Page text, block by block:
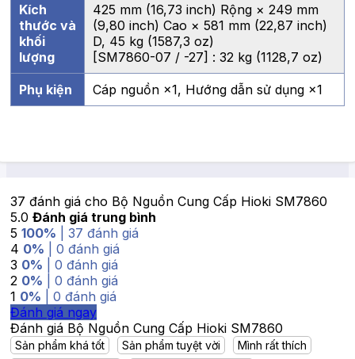
Kích
thước và
khối
lượng
425 mm (16,73 inch) Rộng × 249 mm
(9,80 inch) Cao × 581 mm (22,87 inch)
D, 45 kg (1587,3 oz)
[SM7860-07 / -27] : 32 kg (1128,7 oz)
Phụ kiện Cáp nguồn ×1, Hướng dẫn sử dụng ×1
37 đánh giá cho Bộ Nguồn Cung Cấp Hioki SM7860
5.0 Đánh giá trung bình
5 100% | 37 đánh giá
4 0% | 0 đánh giá
3 0% | 0 đánh giá
2 0% | 0 đánh giá
1 0% | 0 đánh giá
Đánh giá ngay
Đánh giá Bộ Nguồn Cung Cấp Hioki SM7860
Sản phẩm khá tốt Sản phẩm tuyệt vời
Mình rất thích